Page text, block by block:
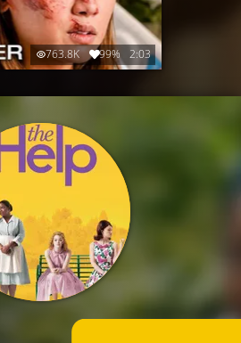
763.8K 99% 2:03